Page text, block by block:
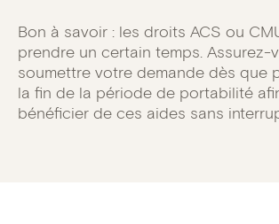
Bon à savoir : les droits ACS ou
prendre un certain temps. Assurez-
soumettre votre demande dès que
la fin de la période de portabilité
bénéficier de ces aides sans